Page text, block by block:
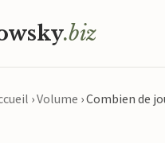
.biz
›Volume ›Combien de